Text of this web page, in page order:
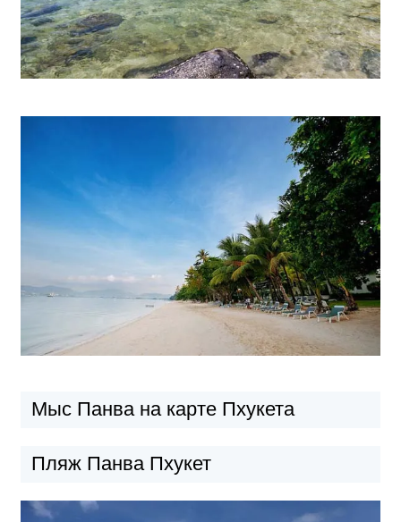
Мыс Панва на карте Пхукета
Пляж Панва Пхукет